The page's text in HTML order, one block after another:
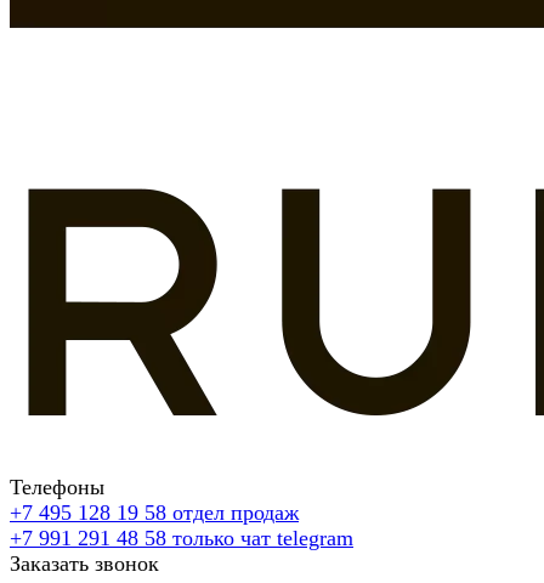
Телефоны
+7 495 128 19 58 отдел продаж
+7 991 291 48 58 только чат telegram
Заказать звонок